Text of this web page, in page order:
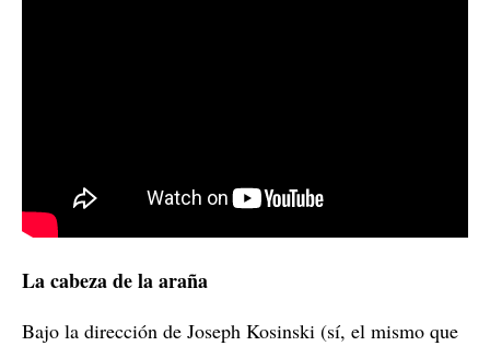
La cabeza de la araña
Bajo la dirección de Joseph Kosinski (sí, el mismo que